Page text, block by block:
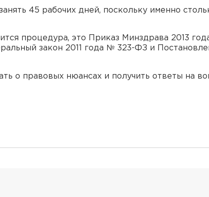
45 рабочих дней, поскольку именно
процедура, это Приказ Минздрава 2013
закон 2011 года № 323-ФЗ и
о правовых нюансах и получить ответы на